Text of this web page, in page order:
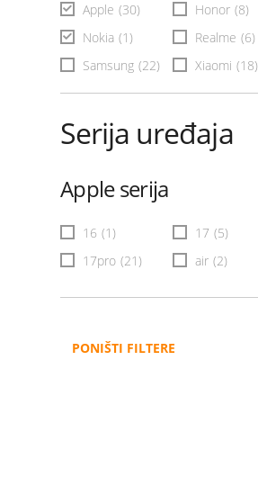
Apple (30) Honor (8)
Nokia (1) Realme (6)
Samsung (22) Xiaomi (18)
Serija uređaja
Apple serija
16 (1) 17 (5)
17pro (21) air (2)
PONIŠTI FILTERE